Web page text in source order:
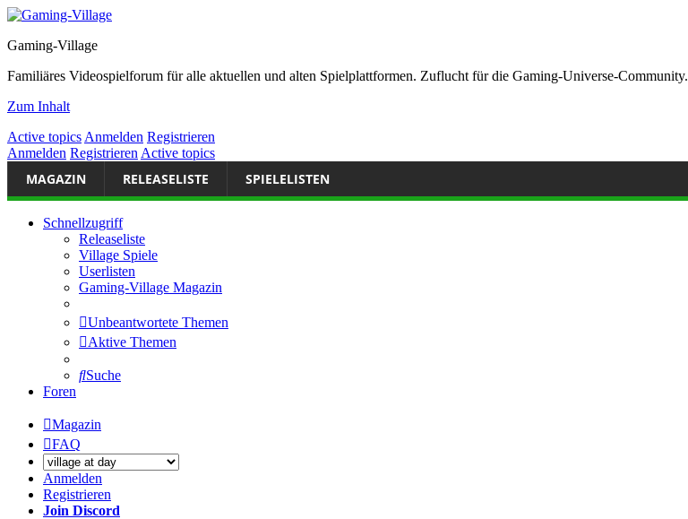
Gaming-Village
Familiäres Videospielforum für alle aktuellen und alten Spielplattformen. Zuflucht für die Gaming-Universe-Community.
Zum Inhalt
Active topics Anmelden Registrieren
Anmelden Registrieren Active topics
MAGAZIN RELEASELISTE SPIELELISTEN
Schnellzugriff
Releaseliste
Village Spiele
Userlisten
Gaming-Village Magazin
Unbeantwortete Themen
Aktive Themen
Suche
Foren
Magazin
FAQ
Anmelden
Registrieren
Join Discord